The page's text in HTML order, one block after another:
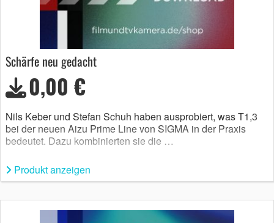
Schärfe neu gedacht
0,00 €
Nils Keber und Stefan Schuh haben ausprobiert, was T1,3
bei der neuen Aizu Prime Line von SIGMA in der Praxis
bedeutet. Dazu kombinierten sie die …
Produkt anzeigen